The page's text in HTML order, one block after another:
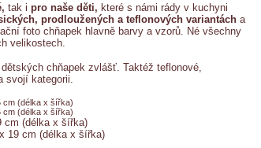
tak ipro naše děti, které s námi rády v kuchyni
prodloužených a teflonových variantácha
foto chňapek hlavně barvy a vzorů. Né všechny
velikostech.
chňapek zvlášť. Taktéž teflonové,
svojí kategorii.
cm (délka x šířka)
cm (délka x šířka)
cm (délka x šířka)
19 cm (délka x šířka)